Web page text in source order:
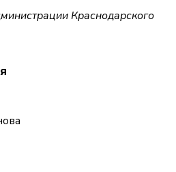
Краснодарского